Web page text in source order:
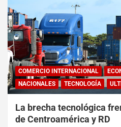
COMERCIO INTERNACIONAL
NACIONALES
TECNOLOGÍA
La brecha tecnológica
de Centroamérica y RD